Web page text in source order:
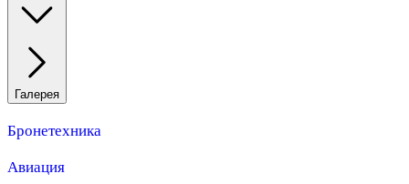
Галерея
Бронетехника
Авиация